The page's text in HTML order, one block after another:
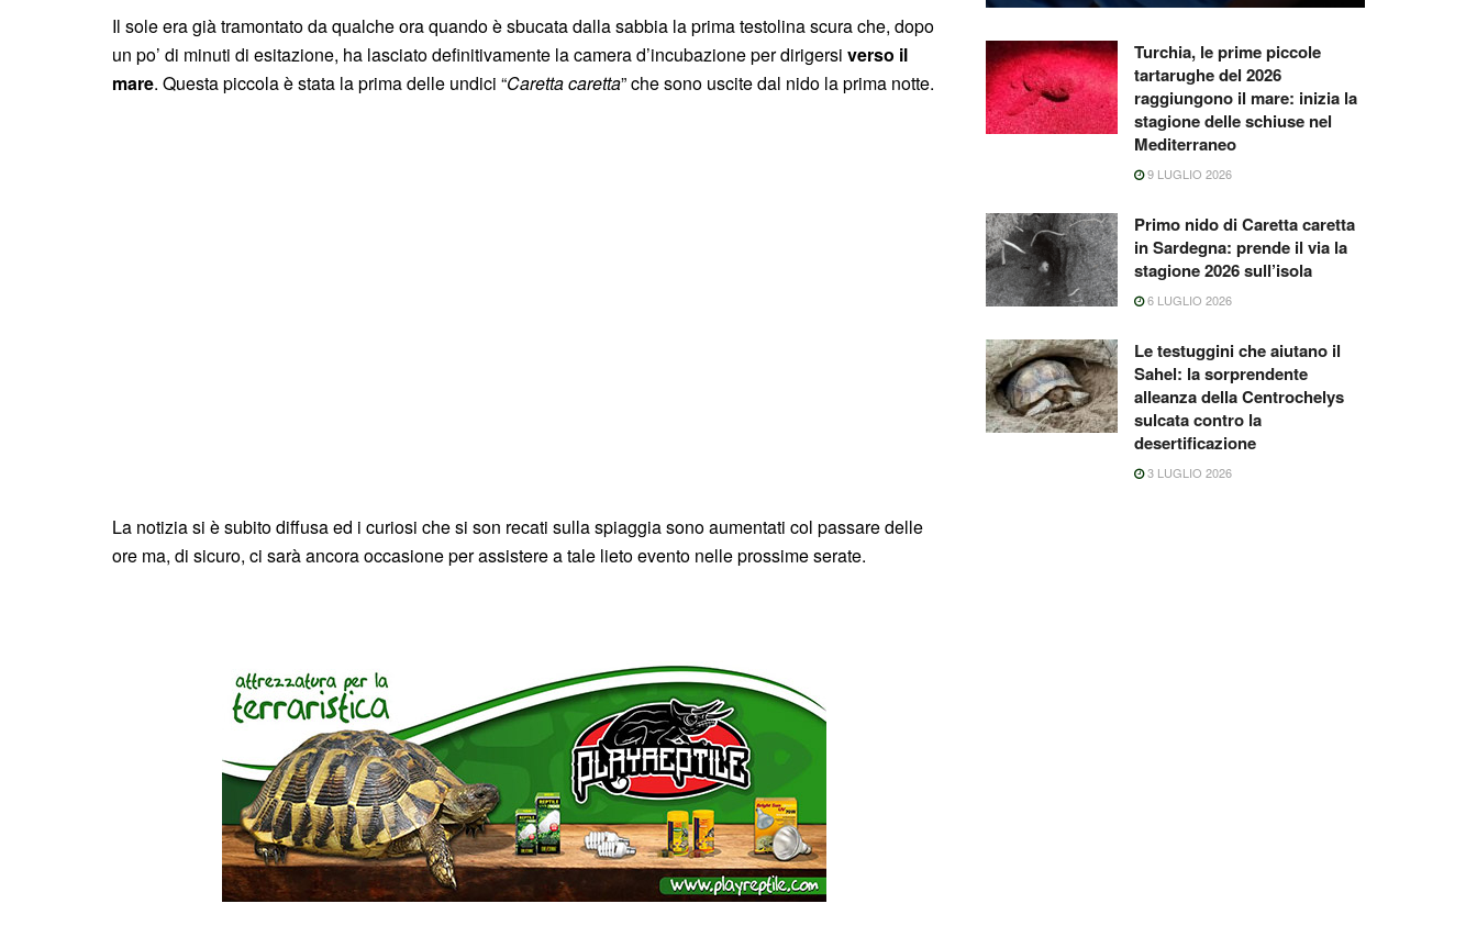
Il sole era già tramontato da qualche ora quando è sbucata dalla sabbia la prima testolina scura che, dopo
un po’ di minuti di esitazione, ha lasciato definitivamente la camera d’incubazione per dirigersi verso il
mare. Questa piccola è stata la prima delle undici “Caretta caretta” che sono uscite dal nido la prima notte.
La notizia si è subito diffusa ed i curiosi che si son recati sulla spiaggia sono aumentati col passare delle
ore ma, di sicuro, ci sarà ancora occasione per assistere a tale lieto evento nelle prossime serate.
Turchia, le prime piccole
tartarughe del 2026
raggiungono il mare: inizia la
stagione delle schiuse nel
Mediterraneo
9 LUGLIO 2026
Primo nido di Caretta caretta
in Sardegna: prende il via la
stagione 2026 sull’isola
6 LUGLIO 2026
Le testuggini che aiutano il
Sahel: la sorprendente
alleanza della Centrochelys
sulcata contro la
desertificazione
3 LUGLIO 2026